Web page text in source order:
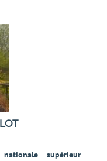
supérieur